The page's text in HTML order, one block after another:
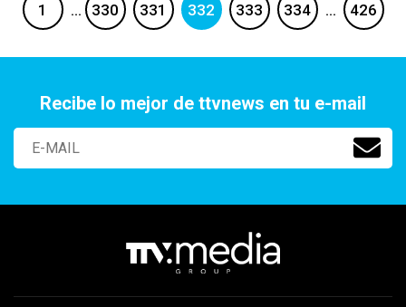
1 … 330 331 332 333 334 … 426
Recibe lo mejor de ttvnews en tu e-mail